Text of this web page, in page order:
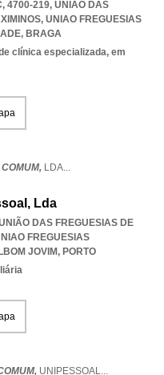
4700-219, UNIÃO DAS
, UNIAO FREGUESIAS
, BRAGA
clínica especializada, em
LDA...
Lda
DAS FREGUESIAS DE
FREGUESIAS
JOVIM, PORTO
UNIPESSOAL...